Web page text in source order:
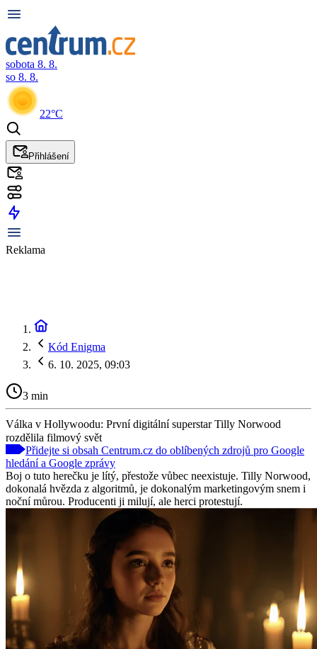
sobota 8. 8.
so 8. 8.
22°C
Přihlášení
Reklama
Kód Enigma
6. 10. 2025, 09:03
3 min
Válka v Hollywoodu: První digitální superstar Tilly Norwood
rozdělila filmový svět
Přidejte si obsah Centrum.cz do oblíbených zdrojů pro Google
hledání a Google zprávy
Boj o tuto herečku je lítý, přestože vůbec neexistuje. Tilly Norwood,
dokonalá hvězda z algoritmů, je dokonalým marketingovým snem i
noční můrou. Producenti ji milují, ale herci protestují.